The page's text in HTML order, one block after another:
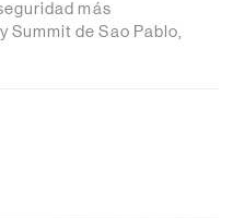
más
Summit de Sao Pablo,